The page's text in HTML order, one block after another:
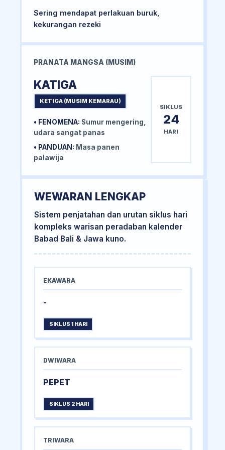
Sering mendapat perlakuan buruk,
kekurangan rezeki
PRANATA MANGSA (MUSIM)
KATIGA
KETIGA (MUSIM KEMARAU)
• FENOMENA: Sumur mengering,
udara sangat panas
• PANDUAN: Masa panen
palawija
SIKLUS
24
HARI
WEWARAN LENGKAP
Sistem penjatahan dan urutan siklus hari
kompleks warisan peradaban kalender
Babad Bali & Jawa kuno.
EKAWARA
-
SIKLUS 1 HARI
DWIWARA
PEPET
SIKLUS 2 HARI
TRIWARA